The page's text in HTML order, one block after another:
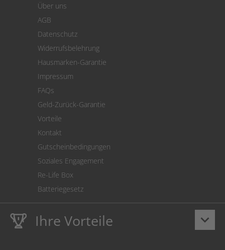
Cookie Einstellungen
Über uns
AGB
Datenschutz
Widerrufsbelehrung
Hausmarken-Garantie
Impressum
FAQs
Geld-Zurück-Garantie
Vorteile
Kontakt
Gutscheinbedingungen
Soziales Engagement
Re-Life Box
Batteriegesetz
keyboard_arrow_down
Ihre Vorteile